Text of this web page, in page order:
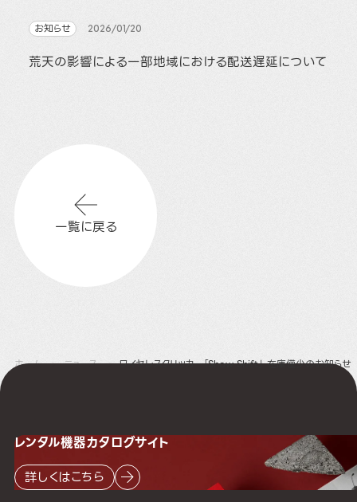
ホーム ニュース ワイヤレスクリッカー「Show Shift」 在庫僅少のお知らせ
お知らせ 2026/01/20
荒天の影響による一部地域における配送遅延について
一覧に戻る
レンタル機器カタログサイト
詳しくはこちら